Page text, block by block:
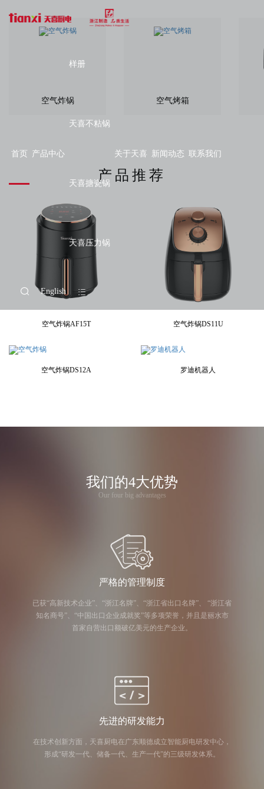
首页 产品中心
样册
天喜不粘锅
天喜搪瓷锅
天喜压力锅
关于天喜 新闻动态 联系我们
English
空气炸锅 空气烤箱
产品推荐
空气炸锅AF15T 空气炸锅DS11U
空气炸锅DS12A 罗迪机器人
我们的4大优势
Our four big advantages
严格的管理制度
已获“高新技术企业”、“浙江名牌”、“浙江省出口名牌”、 “浙江省
知名商号”、“中国出口企业成就奖”等多项荣誉，并且是丽水市
首家自营出口额破亿美元的生产企业。
先进的研发能力
在技术创新方面，天喜厨电在广东顺德成立智能厨电研发中心，
形成“研发一代、储备一代、生产一代”的三级研发体系。